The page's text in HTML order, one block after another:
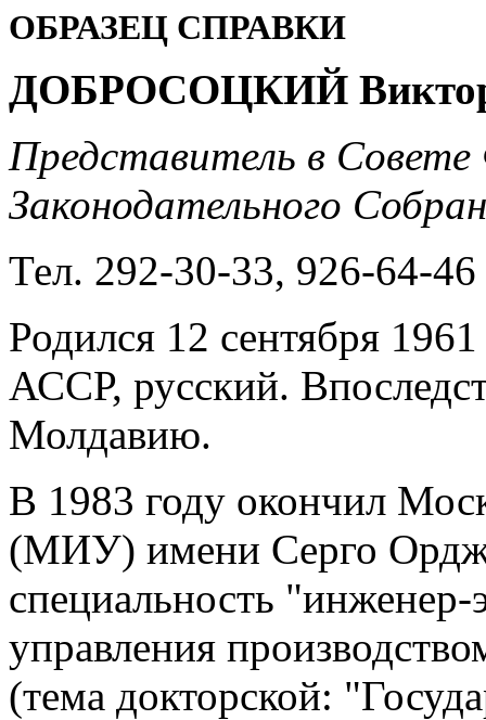
ОБРАЗЕЦ СПРАВКИ
ДОБРОСОЦКИЙ
Представитель в
Законодательного
Тел. 292-30-33, 926-64-46
Родился 12 сентября
АССР, русский.
Молдавию.
В 1983 году окончил
(МИУ) имени Серго
специальность
управления
(тема докторской: